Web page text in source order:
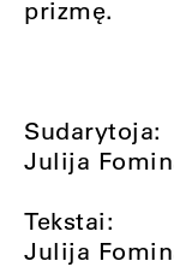
prizmę.
Sudarytoja:
Julija
Tekstai:
Julija